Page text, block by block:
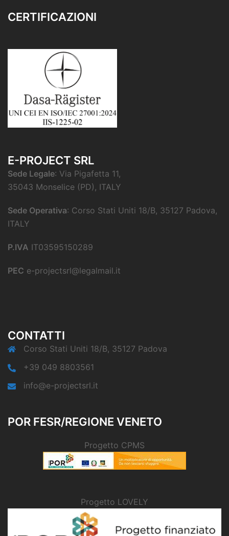
CERTIFICAZIONI
E-PROJECT SRL
Sede Legale: Via Pigafetta 11,
35043 Monselice (PD), ITALY
Sede Operativa: Corso Stati Uniti 18/B, 35127 Padova,
ITALY
P.IVA IT03595150289
PEC e-projectsrl@legalmail.it
CONTATTI
Corso Stati Uniti 18/B, 35127 Padova
+39 049 8803561
info@e-projectsrl.it
POR FESR/REGIONE VENETO
Progetto CPMS
Progetto LOVELY